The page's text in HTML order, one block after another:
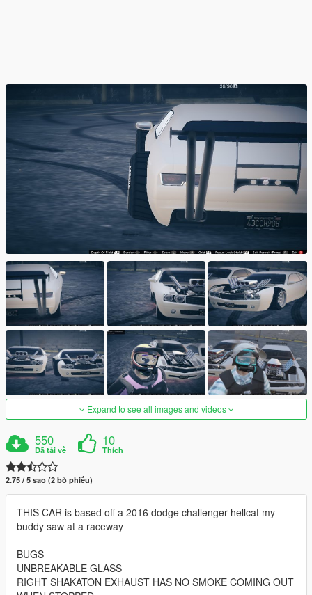
Expand to see all images and videos
550
Đã tải về
10
Thích
2.75 / 5 sao (2 bỏ phiếu)
THIS CAR is based off a 2016 dodge challenger hellcat my
buddy saw at a raceway
BUGS
UNBREAKABLE GLASS
RIGHT SHAKATON EXHAUST HAS NO SMOKE COMING OUT